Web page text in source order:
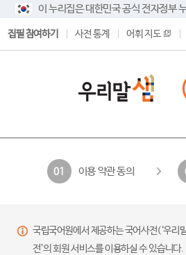
이 누리집은 대한민국 공식 전자정부
집필 참여하기 사전 통계 어휘 지도
01 이용 약관 동의
국립국어원에서 제공하는 국어사전(‘우리
전’의 회원 서비스를 이용하실 수 있습니다.